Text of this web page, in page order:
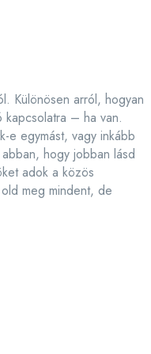
Különösen arról, hogyan
kapcsolatra – ha van.
e egymást, vagy inkább
hogy jobban lásd
adok a közös
meg mindent, de